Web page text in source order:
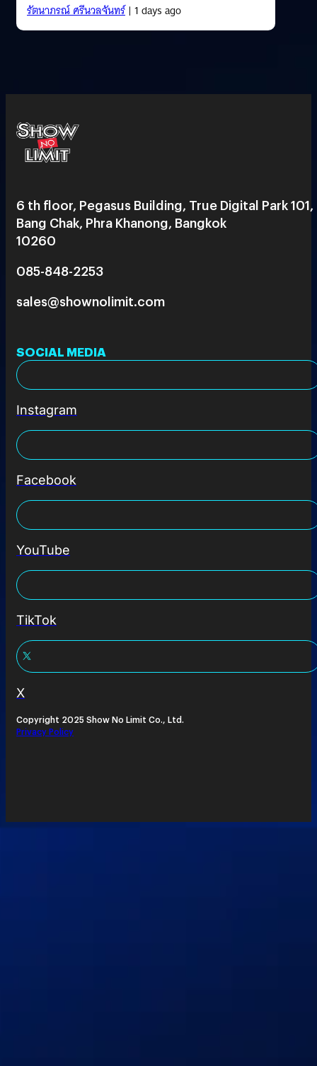
รัตนาภรณ์ ศรีนวลจันทร์| 1 days ago
6 th floor, Pegasus Building, True Digital Park 101,
Bang Chak, Phra Khanong, Bangkok
10260
085-848-2253
sales@shownolimit.com
SOCIAL MEDIA
Instagram
Facebook
YouTube
TikTok
X
Copyright 2025 Show No Limit Co., Ltd.
Privacy Policy